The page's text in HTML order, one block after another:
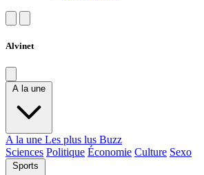
Alvinet
A la une
A la une Les plus lus Buzz
Sciences Politique Économie Culture Sexo
Sports